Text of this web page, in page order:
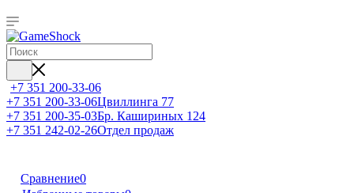
+7 351 200-33-06
+7 351 200-33-06Цвиллинга 77
+7 351 200-35-03Бр. Кашириных 124
+7 351 242-02-26Отдел продаж
Сравнение0